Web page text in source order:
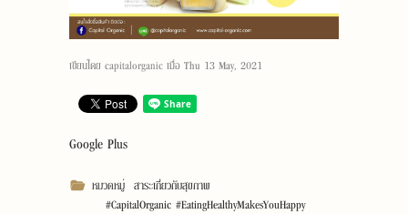
เขียนโดย capitalorganic เมื่อ Thu 13 May, 2021
Google Plus
หมวดหมู่ สาระเกี่ยวกับสุขภาพ
#CapitalOrganic #EatingHealthyMakesYouHappy